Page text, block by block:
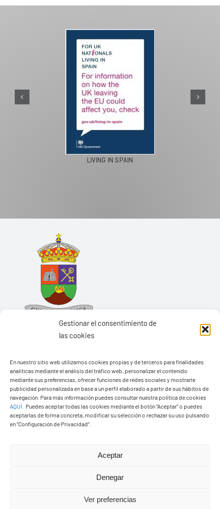
Gestionar el consentimiento de
las cookies
En nuestro sitio web utilizamos cookies propias y de terceros para finalidades
analíticas mediante el análisis del tráfico web, personalizar el contenido
mediante sus preferencias, ofrecer funciones de redes sociales y mostrarle
publicidad personalizada en base a un perfil elaborado a partir de sus hábitos de
navegación. Para más información puedes consultar nuestra política de cookies
AQUÍ
Puedes aceptar todas las cookies mediante el botón “Aceptar” o puedes
aceptarlas de forma concreta, modificar su selección o rechazar su uso pulsando
en “Configuración de Privacidad”.
Aceptar
Denegar
Ver preferencias
Ayuntamiento de Yaiza
Pza. de Los Remedios, 1
35570 – Yaiza
Tel:928 83 62 20